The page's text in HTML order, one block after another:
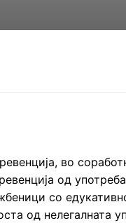
во
од
со
од нелегалната